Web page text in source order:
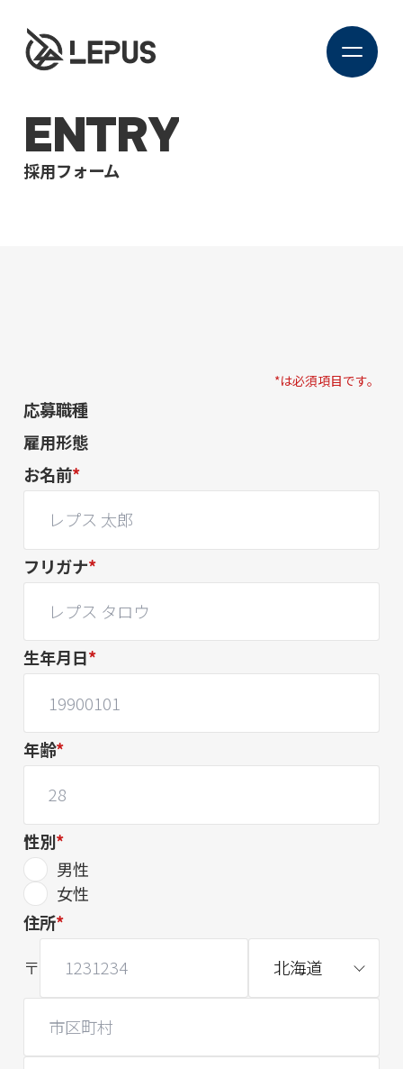
ENTRY
採用フォーム
*は必須項目です。
応募職種
雇用形態
お名前*
フリガナ*
生年月日*
年齢*
性別*
男性
女性
住所*
〒